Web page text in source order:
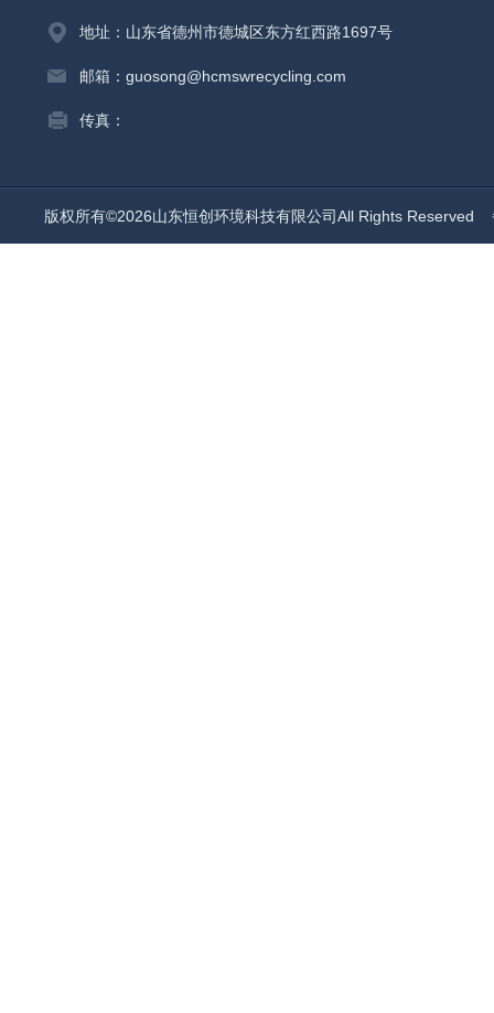
地址：山东省德州市德城区东方红西路1697号
邮箱：guosong@hcmswrecycling.com
传真：
版权所有©2026山东恒创环境科技有限公司All Rights Reserved